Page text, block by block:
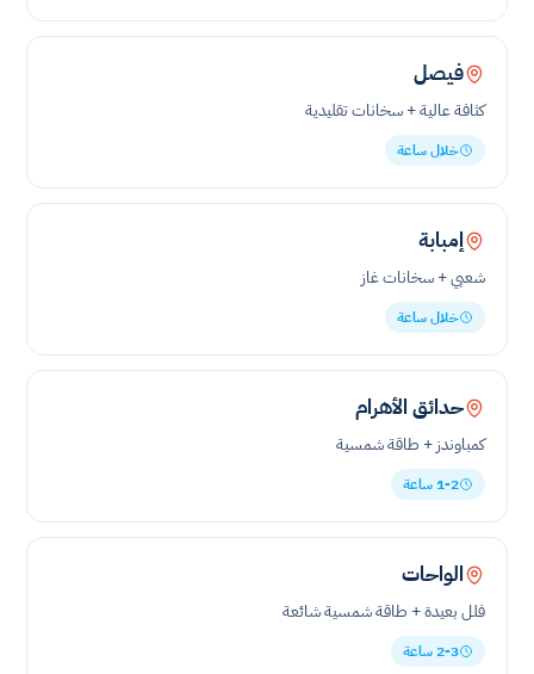
فيصل
كثافة عالية + سخانات تقليدية
خلال ساعة
إمبابة
شعبي + سخانات غاز
خلال ساعة
حدائق الأهرام
كمباوندز + طاقة شمسية
1-2 ساعة
الواحات
فلل بعيدة + طاقة شمسية شائعة
2-3 ساعة